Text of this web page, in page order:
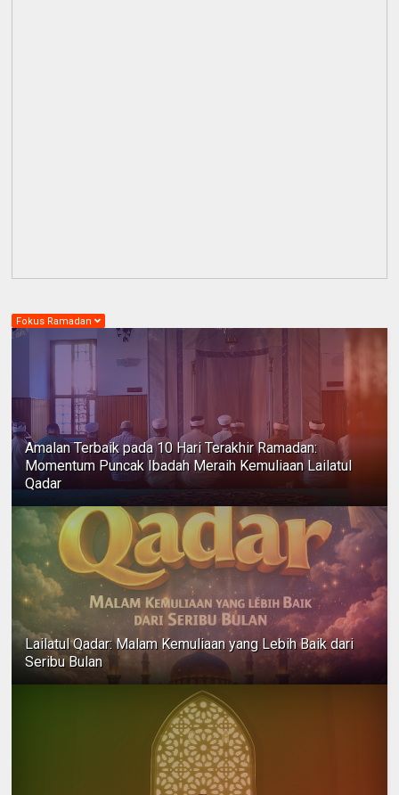
Fokus Ramadan
Amalan Terbaik pada 10 Hari Terakhir Ramadan:
Momentum Puncak Ibadah Meraih Kemuliaan Lailatul
Qadar
Lailatul Qadar: Malam Kemuliaan yang Lebih Baik dari
Seribu Bulan